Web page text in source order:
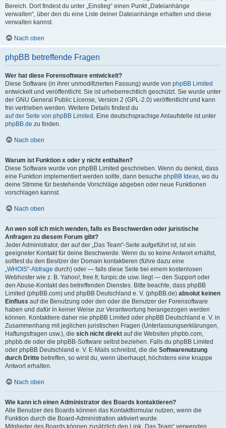
Bereich. Dort findest du unter „Einstieg“ einen Punkt „Dateianhänge
verwalten“, über den du eine Liste deiner Dateianhänge erhalten und diese
verwalten kannst.
Nach oben
phpBB betreffende Fragen
Wer hat diese Forensoftware entwickelt?
Diese Software (in ihrer unmodifizierten Fassung) wurde von phpBB Limited
entwickelt und veröffentlicht. Sie ist urheberrechtlich geschützt. Sie wurde unter
der GNU General Public License, Version 2 (GPL-2.0) veröffentlicht und kann
frei vertrieben werden. Weitere Details findest du
auf der Seite von phpBB Limited . Eine deutschsprachige Anlaufstelle ist unter
phpBB.de zu finden.
Nach oben
Warum ist Funktion x oder y nicht enthalten?
Diese Software wurde von phpBB Limited geschrieben. Wenn du denkst, dass
eine Funktion implementiert werden sollte, dann besuche phpBB Ideas, wo du
deine Stimme für bestehende Vorschläge abgeben oder neue Funktionen
vorschlagen kannst.
Nach oben
An wen soll ich mich wenden, falls es Beschwerden oder juristische
Anfragen zu diesem Forum gibt?
Jeder Administrator, der auf der „Das Team“-Seite aufgeführt ist, ist ein
geeigneter Kontakt für deine Beschwerde. Wenn du so keine Antwort erhältst,
solltest du den Besitzer der Domain kontaktieren (führe dazu eine
„WHOIS“-Abfrage durch) oder — falls diese Seite bei einem kostenlosen
Webhoster wie z. B. Yahoo!, free.fr, funpic.de usw. liegt — den Support oder
den Abuse-Kontakt des betreffenden Dienstes. Bitte beachte, dass phpBB
Limited (phpBB.com) und phpBB Deutschland e. V. (phpBB.de) absolut keinen
Einfluss auf die Benutzung oder den oder die Benutzer der Forensoftware
haben und dafür in keiner Weise zur Verantwortung herangezogen werden
können. Kontaktiere daher nie phpBB Limited oder phpBB Deutschland e. V. in
Zusammenhang mit jeglichen juristischen Fragen (Unterlassungserklärungen,
Haftungsfragen usw.), die sich nicht direkt auf die Websiten phpbb.com,
phpbb.de oder die phpBB-Software selbst beziehen. Falls du phpBB Limited
oder phpBB Deutschland e. V. E-Mails schreibst, die die Softwarenutzung
durch Dritte betreffen, so wirst du, wenn überhaupt, höchstens eine knappe
Antwort erhalten.
Nach oben
Wie kann ich einen Administrator des Boards kontaktieren?
Alle Benutzer des Boards können das Kontaktformular nutzen, wenn die
Funktion durch die Board-Administration aktiviert wurde.
Mitglieder des Boards können zusätzlich den Link „Das Team“ verwenden.